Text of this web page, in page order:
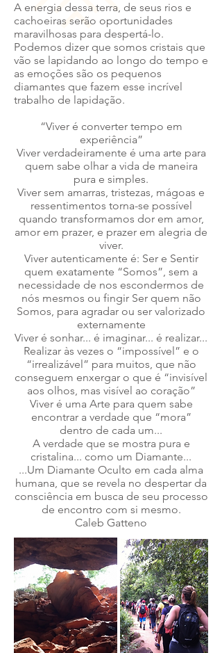
A energia dessa terra, de seus rios e
cachoeiras serão oportunidades
maravilhosas para despertá-lo.
Podemos dizer que somos cristais que
vão se lapidando ao longo do tempo e
as emoções são os pequenos
diamantes que fazem esse incrível
trabalho de lapidação.
“Viver é converter tempo em
experiência”
Viver verdadeiramente é uma arte para
quem sabe olhar a vida de maneira
pura e simples.
Viver sem amarras, tristezas, mágoas e
ressentimentos torna-se possível
quando transformamos dor em amor,
amor em prazer, e prazer em alegria de
viver.
Viver autenticamente é: Ser e Sentir
quem exatamente “Somos”, sem a
necessidade de nos escondermos de
nós mesmos ou fingir Ser quem não
Somos, para agradar ou ser valorizado
externamente
Viver é sonhar... é imaginar... é realizar...
Realizar às vezes o “impossível” e o
“irrealizável” para muitos, que não
conseguem enxergar o que é “invisível
aos olhos, mas visível ao coração”
Viver é uma Arte para quem sabe
encontrar a verdade que “mora”
dentro de cada um...
A verdade que se mostra pura e
cristalina... como um Diamante...
...Um Diamante Oculto em cada alma
humana, que se revela no despertar da
consciência em busca de seu processo
de encontro com si mesmo.
Caleb Gatteno